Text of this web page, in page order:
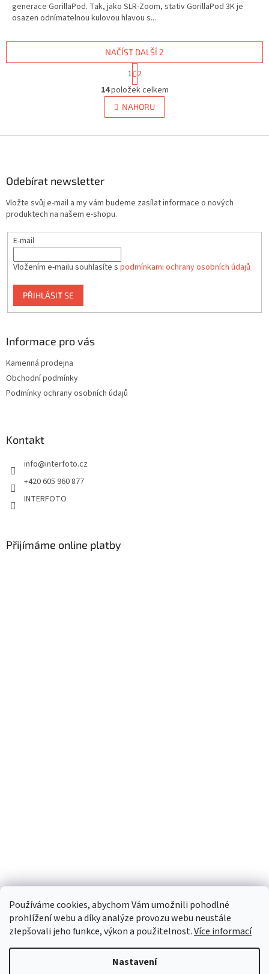
Používáme cookies, abychom Vám umožnili pohodlné
prohlížení webu a díky analýze provozu webu neustále
zlepšovali jeho funkce, výkon a použitelnost.Více informací
Nastavení
generace GorillaPod. Tak, jako SLR-Zoom, stativ GorillaPod 3K je
osazen odnímatelnou kulovou hlavou s...
O
v
l
á
v
k
v
i
NAČÍST DALŠÍ 2
S
t
r
á
n
k
v
1 2
14položek celkem
NAHORU
Odebírat newsletter
Vložte svůj e-mail a my vám budeme zasílat informace o nových
produktech na našem e-shopu.
E-mail
Vložením e-mailu souhlasíte s podmínkami ochrany osobních údajů
PŘIHLÁSIT SE
Informace pro vás
Kamenná prodejna
Obchodní podmínky
Podmínky ochrany osobních údajů
Kontakt
info@interfoto.cz
+420 605 960 877
INTERFOTO
Přijímáme online platby
Vytvořil Shoptet